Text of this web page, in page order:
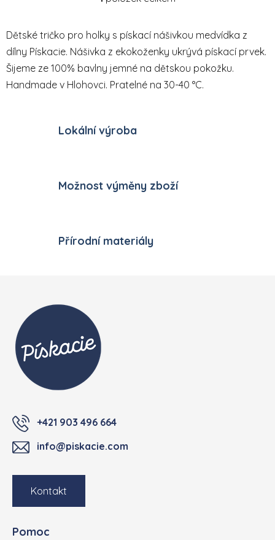
Ovládací prvky výpisu
Dětské tričko pro holky s pískací nášivkou medvídka z
dílny Pískacie. Nášivka z ekokoženky ukrývá pískací prvek.
Šijeme ze 100% bavlny jemné na dětskou pokožku.
Handmade v Hlohovci. Pratelné na 30-40 °C.
Lokální výroba
Možnost výměny zboží
Přírodní materiály
+421 903 496 664
info@piskacie.com
Kontakt
Pomoc